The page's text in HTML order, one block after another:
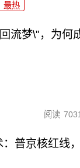
最热
流梦\"，为何
阅读
普京核红线